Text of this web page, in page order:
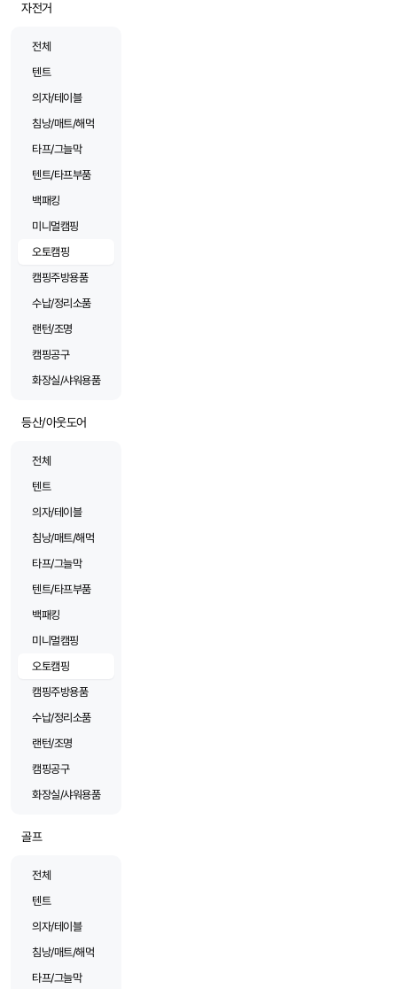
자전거
전체
텐트
의자/테이블
침낭/매트/해먹
타프/그늘막
텐트/타프부품
백패킹
미니멀캠핑
오토캠핑
캠핑주방용품
수납/정리소품
랜턴/조명
캠핑공구
화장실/샤워용품
등산/아웃도어
전체
텐트
의자/테이블
침낭/매트/해먹
타프/그늘막
텐트/타프부품
백패킹
미니멀캠핑
오토캠핑
캠핑주방용품
수납/정리소품
랜턴/조명
캠핑공구
화장실/샤워용품
골프
전체
텐트
의자/테이블
침낭/매트/해먹
타프/그늘막